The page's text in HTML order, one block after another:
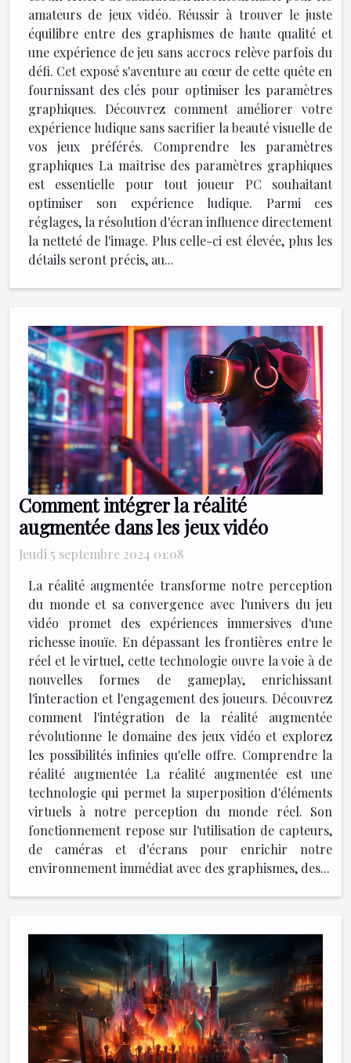
amateurs de jeux vidéo. Réussir à trouver le juste
équilibre entre des graphismes de haute qualité et
une expérience de jeu sans accrocs relève parfois du
défi. Cet exposé s'aventure au cœur de cette quête en
fournissant des clés pour optimiser les paramètres
graphiques. Découvrez comment améliorer votre
expérience ludique sans sacrifier la beauté visuelle de
vos jeux préférés. Comprendre les paramètres
graphiques La maîtrise des paramètres graphiques
est essentielle pour tout joueur PC souhaitant
optimiser son expérience ludique. Parmi ces
réglages, la résolution d'écran influence directement
la netteté de l'image. Plus celle-ci est élevée, plus les
détails seront précis, au...
Comment intégrer la réalité
augmentée dans les jeux vidéo
Jeudi 5 septembre 2024 01:08
La réalité augmentée transforme notre perception
du monde et sa convergence avec l'univers du jeu
vidéo promet des expériences immersives d'une
richesse inouïe. En dépassant les frontières entre le
réel et le virtuel, cette technologie ouvre la voie à de
nouvelles formes de gameplay, enrichissant
l'interaction et l'engagement des joueurs. Découvrez
comment l'intégration de la réalité augmentée
révolutionne le domaine des jeux vidéo et explorez
les possibilités infinies qu'elle offre. Comprendre la
réalité augmentée La réalité augmentée est une
technologie qui permet la superposition d'éléments
virtuels à notre perception du monde réel. Son
fonctionnement repose sur l'utilisation de capteurs,
de caméras et d'écrans pour enrichir notre
environnement immédiat avec des graphismes, des...